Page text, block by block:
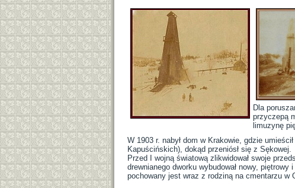
Dla
przyczepą
limuzynę
W 1903 r. nabył dom w Krakowie, gdzie
Kapuścińskich), dokąd przeniósł się z Sękowej.
Przed I wojną światową zlikwidował swoje
drewnianego dworku wybudował nowy,
pochowany jest wraz z rodziną na cmentarzu w